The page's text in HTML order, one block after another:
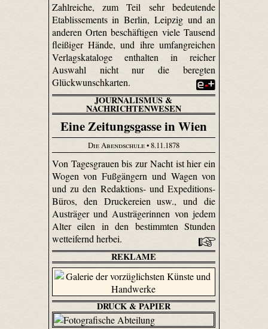
Zahlreiche, zum Teil sehr bedeutende
Etablissements in Berlin, Leipzig und an
anderen Orten beschäftigen viele Tausend
fleißiger Hände, und ihre umfangreichen
Verlagskataloge enthalten in reicher
Auswahl nicht nur die beregten
Glückwunschkarten.
JOURNALISMUS &
NACHRICHTENWESEN
Eine Zeitungsgasse in Wien
Die Abendschule• 8.11.1878
Von Tagesgrauen bis zur Nacht ist hier ein
Wogen von Fußgängern und Wagen von
und zu den Redaktions- und Expeditions-
Büros, den Druckereien usw., und die
Austräger und Austrägerinnen von jedem
Alter eilen in den bestimmten Stunden
wetteifernd herbei.
REKLAME
DRUCK & PAPIER